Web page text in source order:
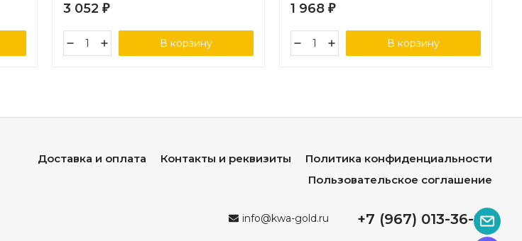
3 052 ₽
В корзину
1 968 ₽
В корзину
Доставка и оплата Контакты и реквизиты
Политика конфиденциальности
Пользовательское соглашение
info@kwa-gold.ru +7 (967) 013-36-96